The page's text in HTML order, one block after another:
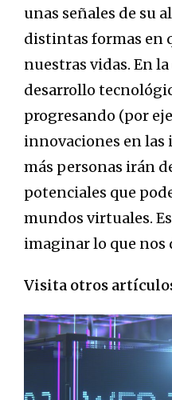
unas señales de su
distintas formas en
nuestras vidas. En
desarrollo
progresando (por
innovaciones en las
más personas irán
potenciales que
mundos virtuales.
imaginar lo que nos
Visita otros